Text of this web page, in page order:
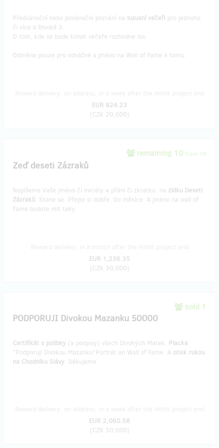
Předvánoční nebo povánoční pozvání na luxusní večeři pro jednoho
či více a Divoké 3.
O tom, kde se bude konat večeře rozhodne los.
Odměna pouze pro odvážné a jméno na Wall of Fame k tomu.
EUR 824.23
(CZK 20,000)
remaining 10 from 10
Zeď deseti Zázraků
Napíšeme Vaše jméno či iniciály a přání či zkratku na zídku Deseti
Zázraků. Stane se. Přejte si dobře. Do měsíce. A jméno na wall of
Fame budete mít taky.
EUR 1,236.35
(CZK 30,000)
sold 1
PODPORUJI Divokou Mazanku 50000
Certifikát s polibky (a podpisy) všech Divokých Matek. Placka
"Podporuji Divokou Mazanku"Portrét an Wall of Fame. A otisk rukou
na Chodníku Slávy. Děkujeme.
EUR 2,060.58
(CZK 50,000)